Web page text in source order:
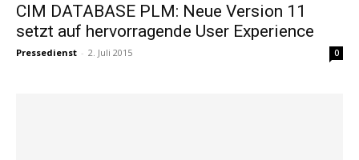
CIM DATABASE PLM: Neue Version 11
setzt auf hervorragende User Experience
Pressedienst - 2. Juli 2015 0